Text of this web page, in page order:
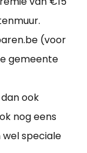
(voor
gemeente
ook
nog eens
speciale